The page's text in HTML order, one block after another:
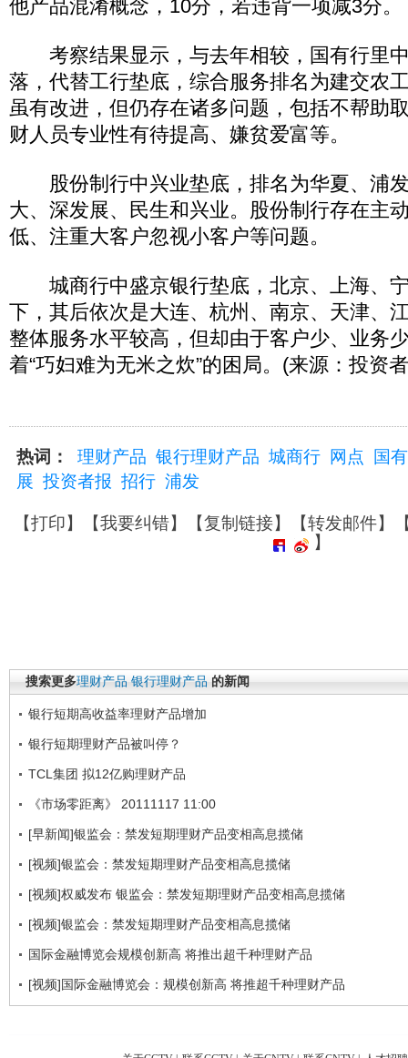
他产品混淆概念，10分，若违背一项减3分。
考察结果显示，与去年相较，国有行里
落，代替工行垫底，综合服务排名为建交农
虽有改进，但仍存在诸多问题，包括不帮助
财人员专业性有待提高、嫌贫爱富等。
股份制行中兴业垫底，排名为华夏、浦
大、深发展、民生和兴业。股份制行存在主
低、注重大客户忽视小客户等问题。
城商行中盛京银行垫底，北京、上海、
下，其后依次是大连、杭州、南京、天津、
整体服务水平较高，但却由于客户少、业务
着“巧妇难为无米之炊”的困局。(来源：投资
热词： 理财产品 银行理财产品 城商行 网点
国有
展 投资者报 招行 浦发
【打印】【我要纠错】【复制链接】【转发邮件】
】
搜索更多理财产品 银行理财产品 的新闻
银行短期高收益率理财产品增加
银行短期理财产品被叫停？
TCL集团 拟12亿购理财产品
《市场零距离》 20111117 11:00
[早新闻]银监会：禁发短期理财产品变相高息揽储
[视频]银监会：禁发短期理财产品变相高息揽储
[视频]权威发布 银监会：禁发短期理财产品变相高息揽储
[视频]银监会：禁发短期理财产品变相高息揽储
国际金融博览会规模创新高 将推出超千种理财产品
[视频]国际金融博览会：规模创新高 将推超千种理财产品